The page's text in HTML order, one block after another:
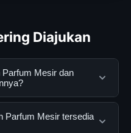
Diajukan
Mesir dan
Mesir adalah layanan
pengguna
Parfum Mesir tersedia